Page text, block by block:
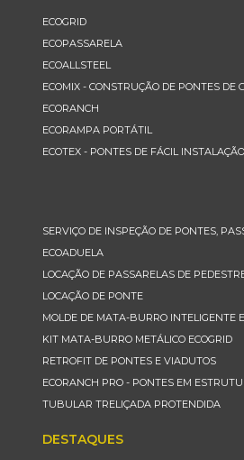
ECOGRID
ECOPASSARELA
ECOALLSTEEL
ECOMIX - CONSTRUÇÃO DE PONTES DE
ECORANCH
ECORAMPA PORTÁTIL
ECOTEX - PONTES DE FÁCIL INSTALAÇÃO
SERVIÇO DE INSPEÇÃO DE PONTES,
ECOADUELA
LOCAÇÃO DE PASSARELAS DE
LOCAÇÃO DE PONTE
MOLDE DE MATA-BURRO INTELIGENTE
KIT MATA-BURRO METÁLICO ECOGRID
RETROFIT DE PONTES E VIADUTOS
ECORANCH PRO - PONTES EM
TUBULAR TRELIÇADA PROTENDIDA
DESTAQUES